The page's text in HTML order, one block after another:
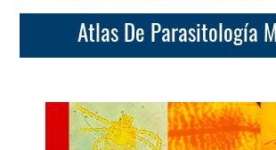
Atlas De Parasitología